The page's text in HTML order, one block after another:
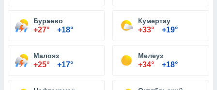
Бураево
+27° +18°
Кумертау
+33° +19°
Малояз
+25° +17°
Мелеуз
+34° +18°